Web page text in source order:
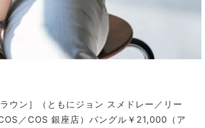
ン］（ともにジョン スメドレー／リー
／COS 銀座店）バングル￥21,000（ア